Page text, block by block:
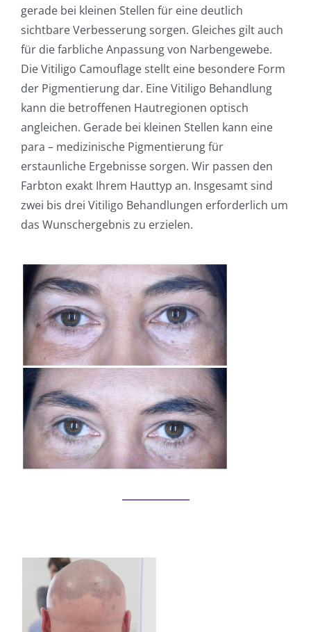
gerade bei kleinen Stellen für eine deutlich
sichtbare Verbesserung sorgen. Gleiches gilt auch
für die farbliche Anpassung von Narbengewebe.
Die Vitiligo Camouflage stellt eine besondere Form
der Pigmentierung dar. Eine Vitiligo Behandlung
kann die betroffenen Hautregionen optisch
angleichen. Gerade bei kleinen Stellen kann eine
para – medizinische Pigmentierung für
erstaunliche Ergebnisse sorgen. Wir passen den
Farbton exakt Ihrem Hauttyp an. Insgesamt sind
zwei bis drei Vitiligo Behandlungen erforderlich um
das Wunschergebnis zu erzielen.